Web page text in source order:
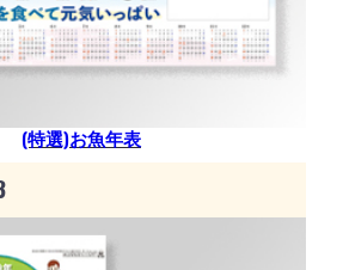
(特選)お魚年表